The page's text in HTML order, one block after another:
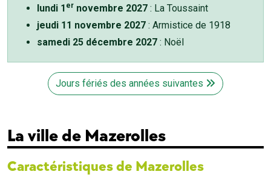
lundi 1 er novembre 2027 : La Toussaint
jeudi 11 novembre 2027 : Armistice de 1918
samedi 25 décembre 2027 : Noël
Jours fériés des années suivantes
La ville de Mazerolles
Caractéristiques de Mazerolles